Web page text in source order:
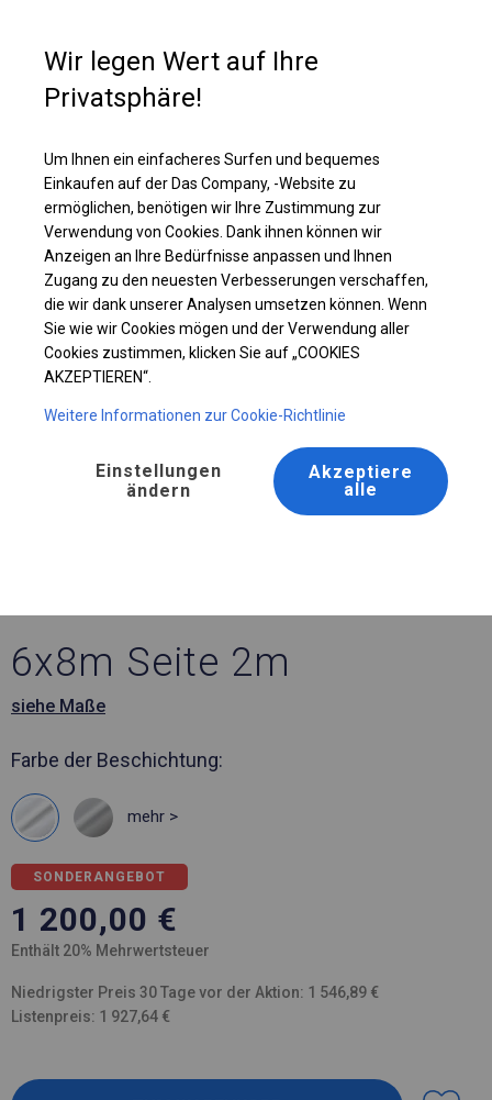
Ganzjähriges Catering-Zelt | 6x8 m
6x8m Seite 2m
siehe Maße
Farbe der Beschichtung:
mehr >
SONDERANGEBOT
1 200,00 €
Enthält 20% Mehrwertsteuer
Niedrigster Preis 30 Tage vor der Aktion: 1 546,89 €
Listenpreis: 1 927,64 €
Wir legen Wert auf Ihre
Privatsphäre!
Um Ihnen ein einfacheres Surfen und bequemes
Einkaufen auf der Das Company, -Website zu
ermöglichen, benötigen wir Ihre Zustimmung zur
Verwendung von Cookies. Dank ihnen können wir
Anzeigen an Ihre Bedürfnisse anpassen und Ihnen
Zugang zu den neuesten Verbesserungen verschaffen,
die wir dank unserer Analysen umsetzen können. Wenn
Sie wie wir Cookies mögen und der Verwendung aller
Cookies zustimmen, klicken Sie auf „COOKIES
AKZEPTIEREN“.
Weitere Informationen zur Cookie-Richtlinie
Einstellungen
ändern
Akzeptiere
alle